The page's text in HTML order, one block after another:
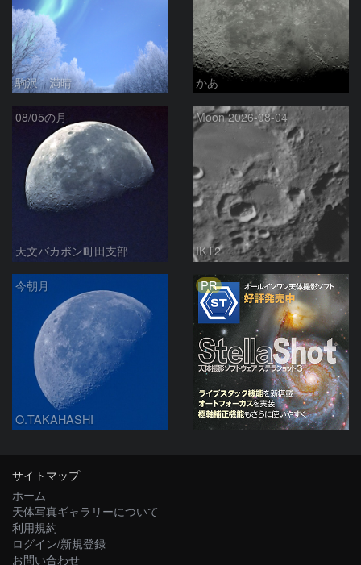
駒沢 満晴 かあ
08/05の月
天文バカボン町田支部
Moon 2026-08-04
IKT2
今朝月
O.TAKAHASHI
PR
サイトマップ
ホーム
天体写真ギャラリーについて
利用規約
ログイン/新規登録
お問い合わせ